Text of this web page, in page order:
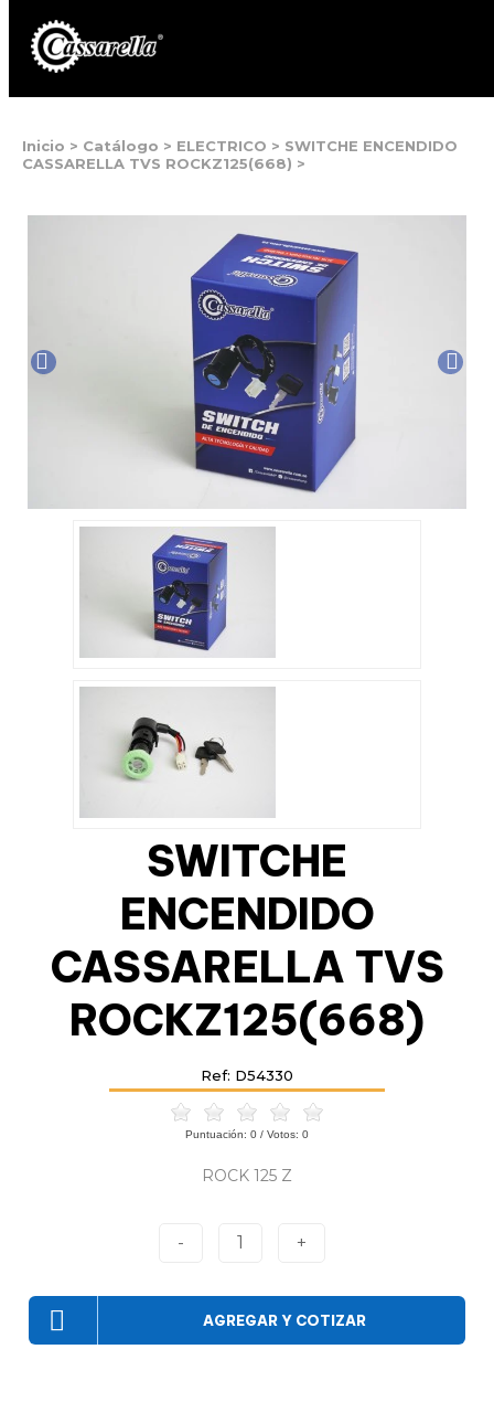
Inicio > Catálogo > ELECTRICO > SWITCHE ENCENDIDO
CASSARELLA TVS ROCKZ125(668) >
SWITCHE
ENCENDIDO
CASSARELLA TVS
ROCKZ125(668)
Ref: D54330
Puntuación: 0 / Votos: 0
ROCK 125 Z
- 1 +
AGREGAR Y COTIZAR